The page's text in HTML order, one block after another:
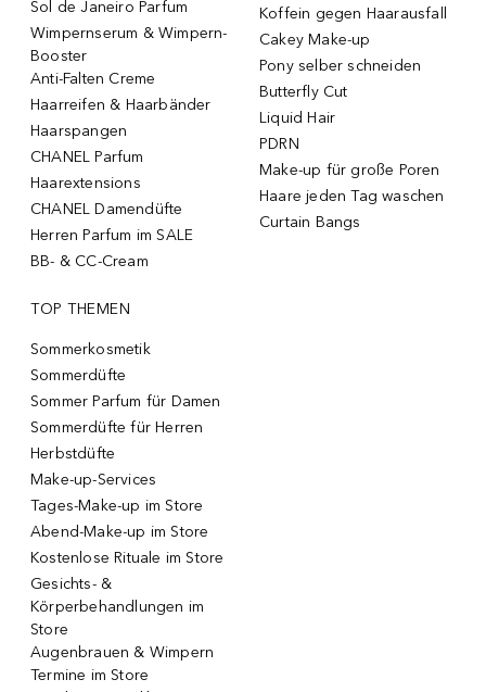
Sol de Janeiro Parfum
Wimpernserum & Wimpern-
Booster
Anti-Falten Creme
Haarreifen & Haarbänder
Haarspangen
CHANEL Parfum
Haarextensions
CHANEL Damendüfte
Herren Parfum im SALE
BB- & CC-Cream
Koffein gegen Haarausfall
Cakey Make-up
Pony selber schneiden
Butterfly Cut
Liquid Hair
PDRN
Make-up für große Poren
Haare jeden Tag waschen
Curtain Bangs
TOP THEMEN
Sommerkosmetik
Sommerdüfte
Sommer Parfum für Damen
Sommerdüfte für Herren
Herbstdüfte
Make-up-Services
Tages-Make-up im Store
Abend-Make-up im Store
Kostenlose Rituale im Store
Gesichts- &
Körperbehandlungen im
Store
Augenbrauen & Wimpern
Termine im Store